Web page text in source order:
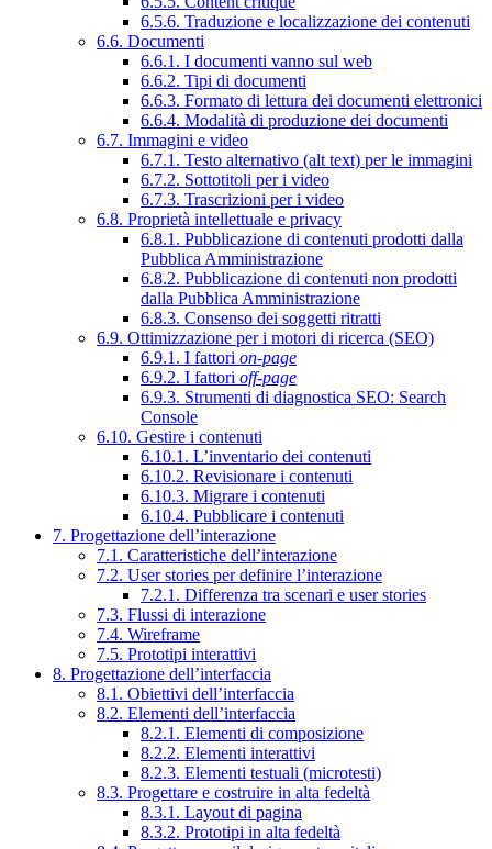
6.5.6. Traduzione e localizzazione dei contenuti
6.6. Documenti
6.6.1. I documenti vanno sul web
6.6.2. Tipi di documenti
6.6.3. Formato di lettura dei documenti elettronici
6.6.4. Modalità di produzione dei documenti
6.7. Immagini e video
6.7.1. Testo alternativo (alt text) per le immagini
6.7.2. Sottotitoli per i video
6.7.3. Trascrizioni per i video
6.8. Proprietà intellettuale e privacy
6.8.1. Pubblicazione di contenuti prodotti dalla
Pubblica Amministrazione
6.8.2. Pubblicazione di contenuti non prodotti
dalla Pubblica Amministrazione
6.8.3. Consenso dei soggetti ritratti
6.9. Ottimizzazione per i motori di ricerca (SEO)
6.9.1. I fattori on-page
6.9.2. I fattori off-page
6.9.3. Strumenti di diagnostica SEO: Search
Console
6.10. Gestire i contenuti
6.10.1. L’inventario dei contenuti
6.10.2. Revisionare i contenuti
6.10.3. Migrare i contenuti
6.10.4. Pubblicare i contenuti
7. Progettazione dell’interazione
7.1. Caratteristiche dell’interazione
7.2. User stories per definire l’interazione
7.2.1. Differenza tra scenari e user stories
7.3. Flussi di interazione
7.4. Wireframe
7.5. Prototipi interattivi
8. Progettazione dell’interfaccia
8.1. Obiettivi dell’interfaccia
8.2. Elementi dell’interfaccia
8.2.1. Elementi di composizione
8.2.2. Elementi interattivi
8.2.3. Elementi testuali (microtesti)
8.3. Progettare e costruire in alta fedeltà
8.3.1. Layout di pagina
8.3.2. Prototipi in alta fedeltà